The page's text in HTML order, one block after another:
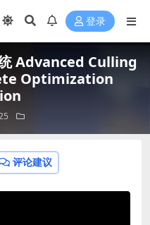
登录
Advanced Culling
Optimization
评论建议